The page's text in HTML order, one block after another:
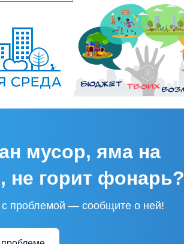
мусор, яма на
не горит фонарь?
с проблемой — сообщите о ней!